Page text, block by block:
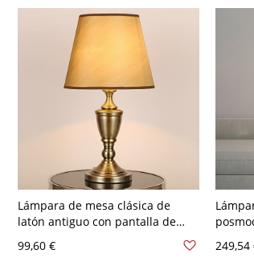
habitación
Lámpara de mesa clásica de
latón antiguo con pantalla de
tela para iluminación ambiental
cálida - 110 A 120 V
99,60 €
de
249,54